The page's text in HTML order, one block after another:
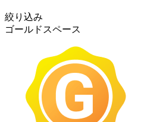
絞り込み
ゴールドスペース